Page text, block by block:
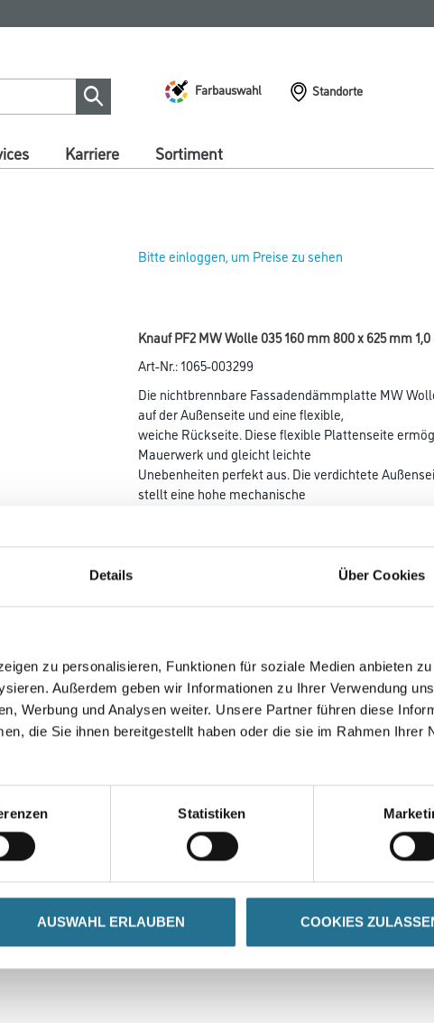
Details Über Cookies
zu personalisieren, Funktionen für soziale Medien anbieten
Außerdem geben wir Informationen zu Ihrer Verwendung
Werbung und Analysen weiter. Unsere Partner führen diese
die Sie ihnen bereitgestellt haben oder die sie im Rahmen Ihrer
Statistiken
AUSWAHL ERLAUBEN COOKIES
Farbauswahl
Standorte
Karriere Sortiment
Bitte einloggen, um Preise zu sehen
Knauf PF2 MW Wolle 035 160 mm 800 x 625 mm
Art-Nr.:1065-003299
Die nichtbrennbare Fassadendämmplatte MW
auf der Außenseite und eine flexible,
weiche Rückseite. Diese flexible Plattenseite
Mauerwerk und gleicht leichte
Unebenheiten perfekt aus. Die verdichtete
stellt eine hohe mechanische
Festigkeit der Fassade sicher und ermöglicht
WARM-WAND Systeme Plus und Duo. Eine
Dübelmontage mit Schraubdübel STR U 2G oder
zusätzlichem Dübelteller VT 2 G oder DT 90.
Länge in centimeter
Gebinde
Umrechnungsfaktoren